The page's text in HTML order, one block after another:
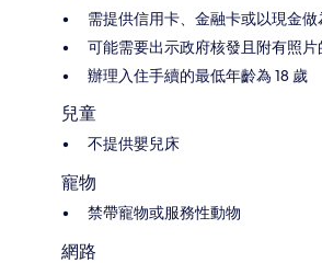
需提供信用卡、金融卡或以現金
可能需要出示政府核發且附有照片
辦理入住手續的最低年齡為 18 歲
兒童
不提供嬰兒床
寵物
禁帶寵物或服務性動物
網路